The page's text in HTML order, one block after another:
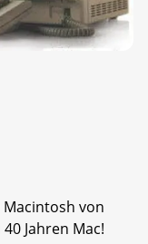
Macintosh von
Jahren Mac!